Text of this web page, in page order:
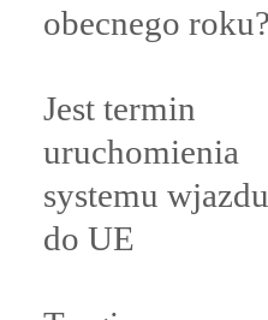
obecnego
Jest termin
uruchomienia
systemu wjazdu
do UE